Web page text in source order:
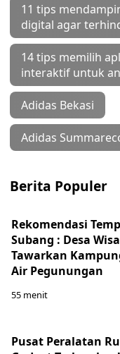
11 tips
digital agar
14 tips memilih
interaktif untuk
Adidas Bekasi
Adidas
Berita Populer
Rekomendasi
Subang : Desa
Tawarkan
Air Pegunungan
55 menit
Pusat Peralatan